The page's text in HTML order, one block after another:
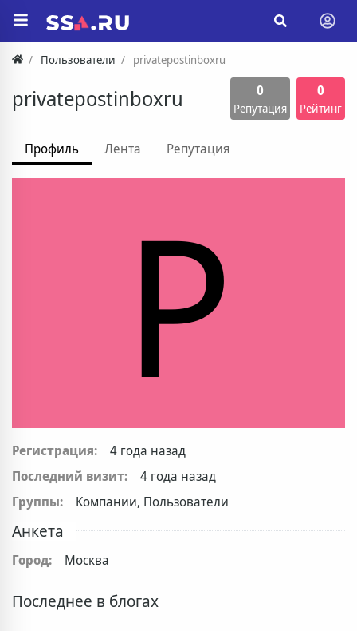
Пользователи privatepostinboxru
privatepostinboxru 0
Репутация
0
Рейтинг
Профиль Лента Репутация
P
Регистрация:
4 года назад
Последний визит:
4 года назад
Группы:
Компании, Пользователи
Анкета
Город: Москва
Последнее в блогах